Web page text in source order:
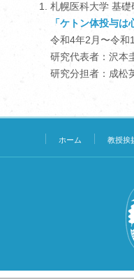
札幌医科大学 基礎
「ケトン体投与
令和4年2月〜令和
研究代表者：沢本
研究分担者：成松
ホーム 教授挨